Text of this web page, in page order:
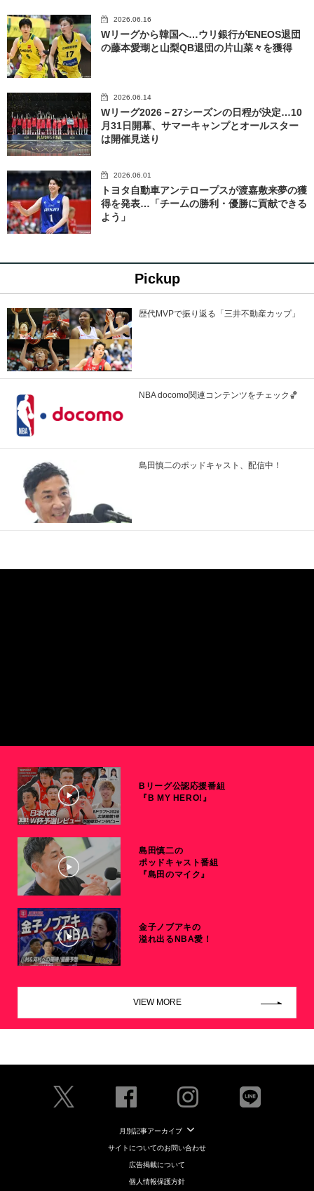
2026.06.16
Wリーグから韓国へ…ウリ銀行がENEOS退団
の藤本愛瑚と山梨QB退団の片山菜々を獲得
2026.06.14
Wリーグ2026－27シーズンの日程が決定…10
月31日開幕、サマーキャンプとオールスター
は開催見送り
2026.06.01
トヨタ自動車アンテロープスが渡嘉敷来夢の獲
得を発表…「チームの勝利・優勝に貢献できる
よう」
Pickup
歴代MVPで振り返る「三井不動産カップ」
NBA docomo関連コンテンツをチェック🏀
島田慎二のポッドキャスト、配信中！
Bリーグ公認応援番組
『B MY HERO!』
島田慎二の
ポッドキャスト番組
『島田のマイク』
金子ノブアキの
溢れ出るNBA愛！
VIEW MORE
月別記事アーカイブ
サイトについてのお問い合わせ
広告掲載について
個人情報保護方針